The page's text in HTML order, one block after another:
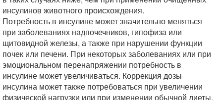
инсулинов животного происхождения.
Потребность в инсулине может значительно меняться
при заболеваниях надпочечников, гипофиза или
щитовидной железы, а также при нарушении функции
почек или печени. При некоторых заболеваниях или при
эмоциональном перенапряжении потребность в
инсулине может увеличиваться. Коррекция дозы
инсулина может также потребоваться при увеличении
физической нагрузки или при изменении обычной диеты.